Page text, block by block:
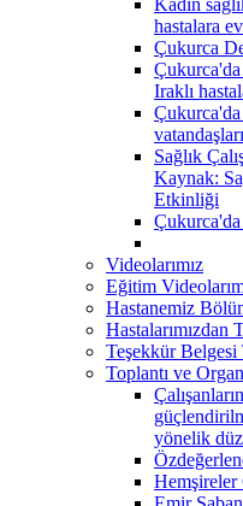
hastalara
Çukurca
Çukurca'da
Iraklı
Sağlık
Kaynak:
Etkinliği
Videolarımız
Eğitim
Hastanemiz
Hastalarımızdan
Teşekkür
Toplantı ve
yönelik